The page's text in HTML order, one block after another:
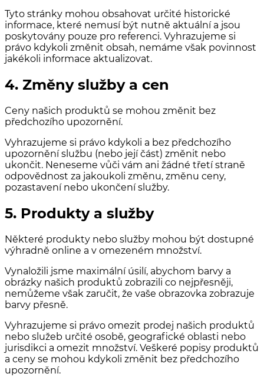
Tyto stránky mohou obsahovat určité historické
informace, které nemusí být nutně aktuální a jsou
poskytovány pouze pro referenci. Vyhrazujeme si
právo kdykoli změnit obsah, nemáme však povinnost
jakékoli informace aktualizovat.
4. Změny služby a cen
Ceny našich produktů se mohou změnit bez
předchozího upozornění.
Vyhrazujeme si právo kdykoli a bez předchozího
upozornění službu (nebo její část) změnit nebo
ukončit. Neneseme vůči vám ani žádné třetí straně
odpovědnost za jakoukoli změnu, změnu ceny,
pozastavení nebo ukončení služby.
5. Produkty a služby
Některé produkty nebo služby mohou být dostupné
výhradně online a v omezeném množství.
Vynaložili jsme maximální úsilí, abychom barvy a
obrázky našich produktů zobrazili co nejpřesněji,
nemůžeme však zaručit, že vaše obrazovka zobrazuje
barvy přesně.
Vyhrazujeme si právo omezit prodej našich produktů
nebo služeb určité osobě, geografické oblasti nebo
jurisdikci a omezit množství. Veškeré popisy produktů
a ceny se mohou kdykoli změnit bez předchozího
upozornění.